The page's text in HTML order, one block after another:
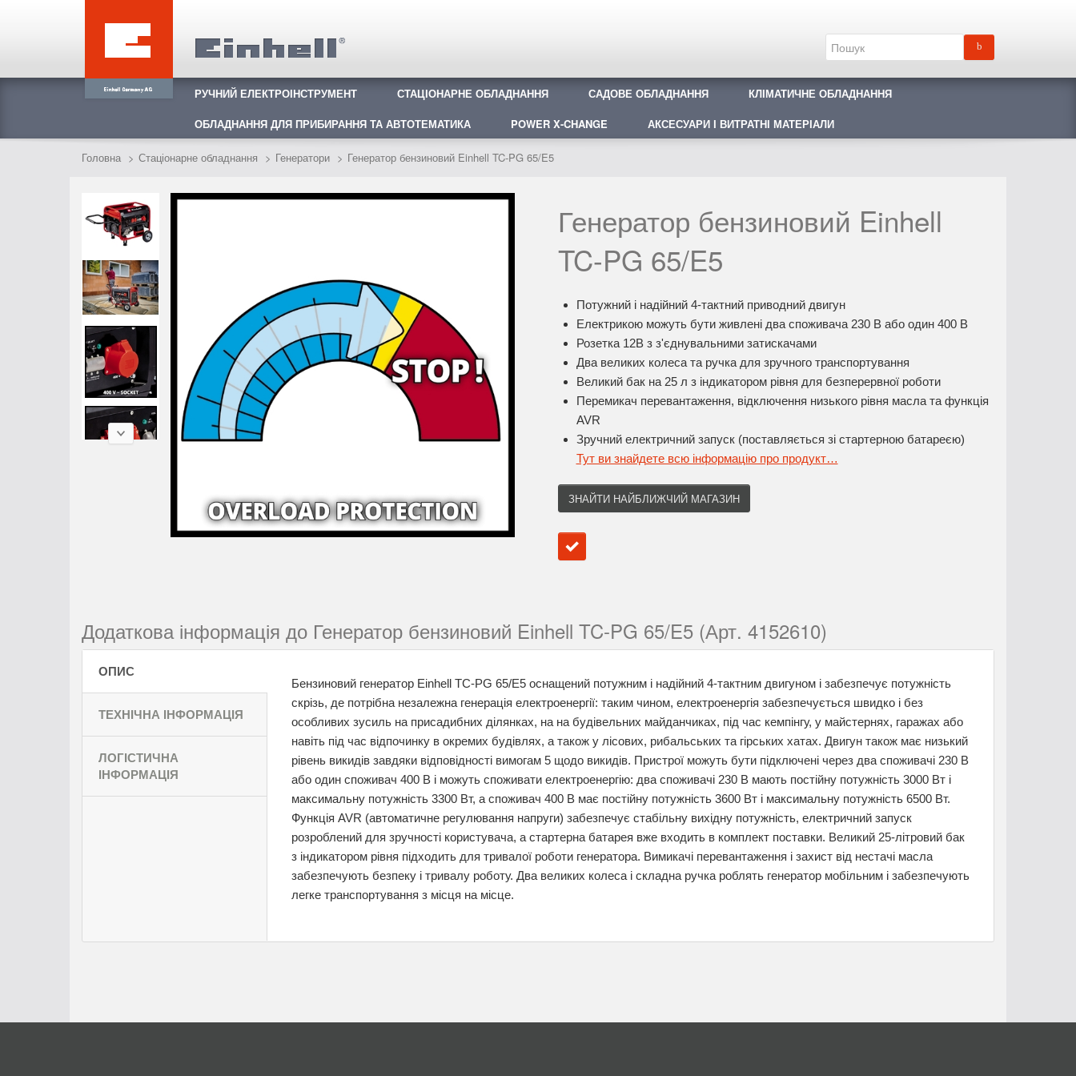
РУЧНИЙ ЕЛЕКТРОІНСТРУМЕНТ СТАЦІОНАРНЕ ОБЛАДНАННЯ САДОВЕ ОБЛАДНАННЯ
КЛІМАТИЧНЕ ОБЛАДНАННЯ
ОБЛАДНАННЯ ДЛЯ ПРИБИРАННЯ ТА АВТОТЕМАТИКА
POWER X-CHANGE АКСЕСУАРИ І ВИТРАТНІ МАТЕРІАЛИ
Головна Стаціонарне обладнання Генератори Генератор бензиновий Einhell TC-PG 65/E5
Генератор бензиновий Einhell
TC-PG 65/E5
Потужний і надійний 4-тактний приводний двигун
Електрикою можуть бути живлені два споживача 230 В або один 400 В
Розетка 12В з з'єднувальними затискачами
Два великих колеса та ручка для зручного транспортування
Великий бак на 25 л з індикатором рівня для безперервної роботи
Перемикач перевантаження, відключення низького рівня масла та функція
AVR
Зручний електричний запуск (поставляється зі стартерною батареєю)
Тут ви знайдете всю інформацію про продукт…
ЗНАЙТИ НАЙБЛИЖЧИЙ МАГАЗИН
Додаткова інформація до Генератор бензиновий Einhell TC-PG 65/E5 (Арт. 4152610)
ОПИС
Бензиновий генератор Einhell TC-PG 65/E5 оснащений потужним і надійний 4-тактним двигуном і забезпечує потужність
скрізь, де потрібна незалежна генерація електроенергії: таким чином, електроенергія забезпечується швидко і без
особливих зусиль на присадибних ділянках, на на будівельних майданчиках, під час кемпінгу, у майстернях, гаражах або
навіть під час відпочинку в окремих будівлях, а також у лісових, рибальських та гірських хатах. Двигун також має низький
рівень викидів завдяки відповідності вимогам 5 щодо викидів. Пристрої можуть бути підключені через два споживачі 230 В
або один споживач 400 В і можуть споживати електроенергію: два споживачі 230 В мають постійну потужність 3000 Вт і
максимальну потужність 3300 Вт, а споживач 400 В має постійну потужність 3600 Вт і максимальну потужність 6500 Вт.
Функція AVR (автоматичне регулювання напруги) забезпечує стабільну вихідну потужність, електричний запуск
розроблений для зручності користувача, а стартерна батарея вже входить в комплект поставки. Великий 25-літровий бак
з індикатором рівня підходить для тривалої роботи генератора. Вимикачі перевантаження і захист від нестачі масла
забезпечують безпеку і тривалу роботу. Два великих колеса і складна ручка роблять генератор мобільним і забезпечують
легке транспортування з місця на місце.
ТЕХНІЧНА ІНФОРМАЦІЯ
ЛОГІСТИЧНА
ІНФОРМАЦІЯ